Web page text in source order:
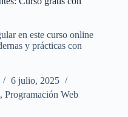
en este curso online
y prácticas con
6 julio, 2025
, Programación Web